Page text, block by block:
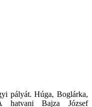
pályát. Húga, Boglárka,
hatvani Bajza József